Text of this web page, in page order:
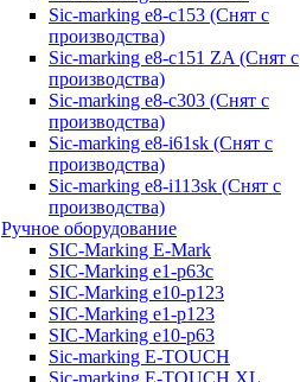
Sic-marking e8-c153 (Снят с
производства)
Sic-marking e8-c151 ZA (Снят с
производства)
Sic-marking e8-c303 (Снят с
производства)
Sic-marking e8-i61sk (Снят с
производства)
Sic-marking e8-i113sk (Снят с
производства)
Ручное оборудование
SIC-Marking E-Mark
SIC-Marking e1-p63с
SIC-Marking e10-p123
SIC-Marking e1-p123
SIC-Marking e10-p63
Sic-marking E-TOUCH
Sic-marking E-TOUCH XL